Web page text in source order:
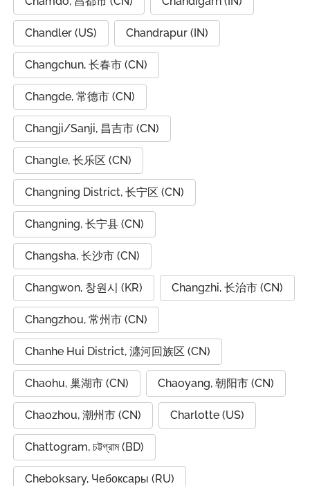
Chandler (US) Chandrapur (IN)
Changchun, 长春市 (CN)
Changde, 常德市 (CN)
Changji/Sanji, 昌吉市 (CN)
Changle, 长乐区 (CN)
Changning District, 长宁区 (CN)
Changning, 长宁县 (CN)
Changsha, 长沙市 (CN)
Changwon, 창원시 (KR) Changzhi, 长治市 (CN)
Changzhou, 常州市 (CN)
Chanhe Hui District, 瀍河回族区 (CN)
Chaohu, 巢湖市 (CN) Chaoyang, 朝阳市 (CN)
Chaozhou, 潮州市 (CN) Charlotte (US)
Chattogram, চট্টগ্রাম (BD)
Cheboksary, Чебоксары (RU)